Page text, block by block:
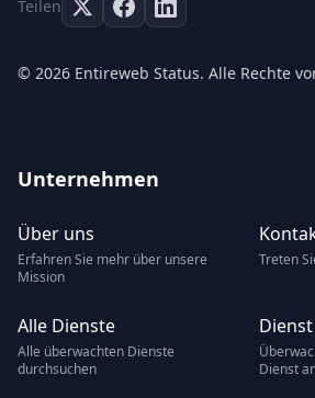
Teilen
© 2026 Entireweb Status. Alle Rechte
Unternehmen
Über uns
Erfahren Sie mehr über unsere
Mission
Treten
Alle Dienste
Alle überwachten Dienste
durchsuchen
Dienst